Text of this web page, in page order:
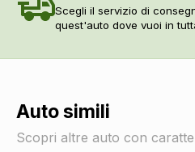
Scegli il servizio di
quest'auto dove vuoi in
Auto simili
Scopri altre auto con